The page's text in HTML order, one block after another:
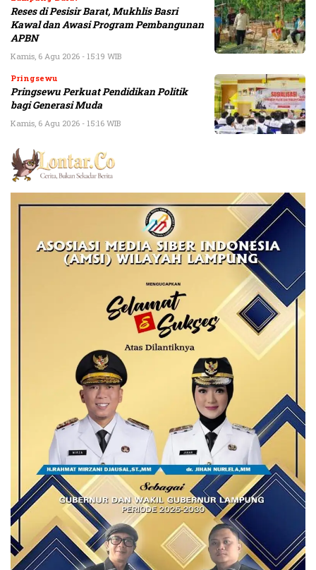
Reses di Pesisir Barat, Mukhlis Basri
Kawal dan Awasi Program Pembangunan
APBN
Kamis, 6 Agu 2026 - 15:19 WIB
Pringsewu
Pringsewu Perkuat Pendidikan Politik
bagi Generasi Muda
Kamis, 6 Agu 2026 - 15:16 WIB